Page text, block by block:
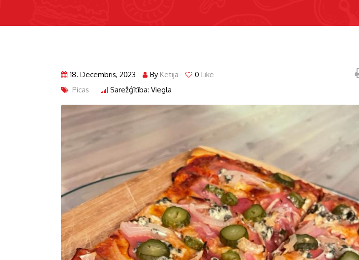
18. Decembris, 2023 By Ketija 0 Like
Picas
Sarežģītība: Viegla